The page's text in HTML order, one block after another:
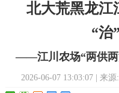
北大荒黑龙江
“治
——江川农场“两供两
2026-06-07 13:03:07 | 来